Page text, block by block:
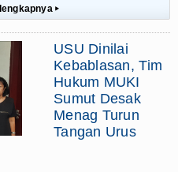
▸
USU Dinilai
Kebablasan, Tim
Hukum MUKI
Sumut Desak
Menag Turun
Tangan Urus